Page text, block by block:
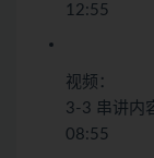
12:55
视频：
3-3 串讲内
08:55